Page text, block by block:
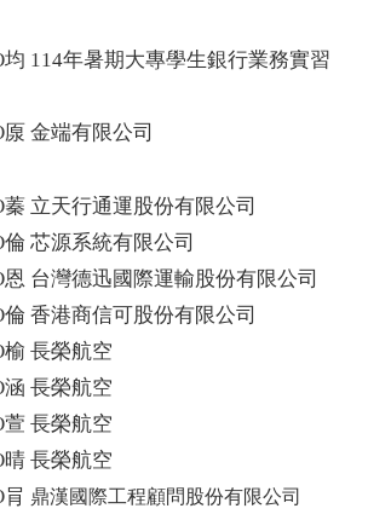
均 114年暑期大專學生銀行業務實習
厡 金端有限公司
蓁 立天行通運股份有限公司
倫 芯源系統有限公司
恩 台灣德迅國際運輸股份有限公司
倫 香港商信可股份有限公司
榆 長榮航空
涵 長榮航空
萱 長榮航空
晴 長榮航空
鼎漢國際工程顧問股份有限公司